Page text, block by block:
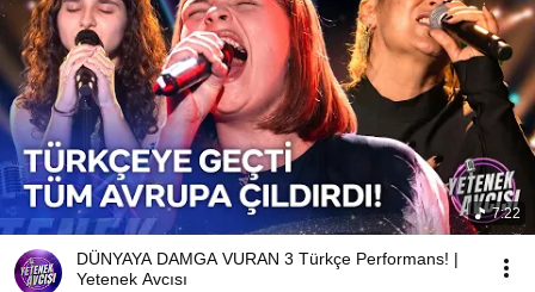
7:22
DÜNYAYA DAMGA VURAN 3 Türkçe Performans! |
Yetenek Avcısı